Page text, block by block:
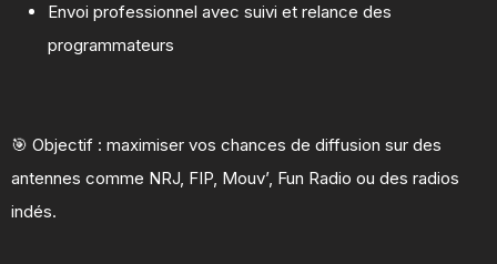
Envoi professionnel avec suivi et relance des
programmateurs
🎯 Objectif : maximiser vos chances de diffusion sur des
antennes comme NRJ, FIP, Mouv’, Fun Radio ou des radios
indés.